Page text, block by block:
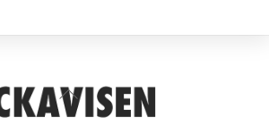
Back
To